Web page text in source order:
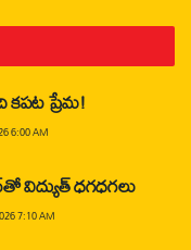
కపట ప్రేమ!
6:00 AM
విద్యుత్ ధగధగలు
7:10 AM